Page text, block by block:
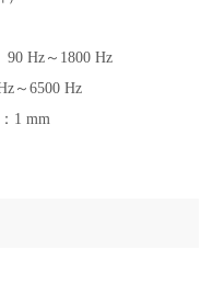
Hz～1800 Hz
6500 Hz
1 mm